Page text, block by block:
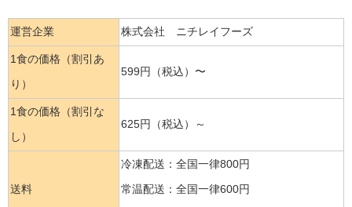
運営企業 株式会社 ニチレイフーズ
1食の価格（割引あ
り）
599円（税込）〜
1食の価格（割引な
し）
625円（税込）～
送料
冷凍配送：全国一律800円
常温配送：全国一律600円